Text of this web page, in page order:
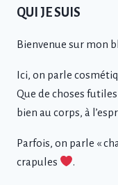
QUI JE SUIS
Bienvenue sur mon
Ici, on parle
Que de choses
bien au corps, à
Parfois, on parle «
crapules
.